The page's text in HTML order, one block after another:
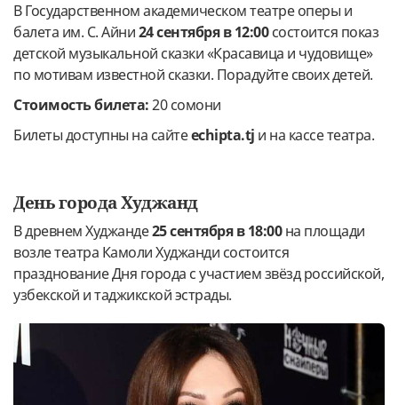
В Государственном академическом театре оперы и
балета им. С. Айни24 сентября в 12:00состоится показ
детской музыкальной сказки «Красавица и чудовище»
по мотивам известной сказки. Порадуйте своих детей.
Стоимость билета:20 сомони
Билеты доступны на сайтеechipta.tj и на кассе театра.
День города Худжанд
В древнем Худжанде25 сентября в 18:00на площади
возле театра Камоли Худжанди состоится
празднование Дня города с участием звёзд российской,
узбекской и таджикской эстрады.